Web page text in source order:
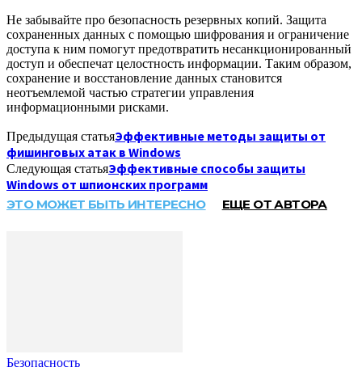
Не забывайте про безопасность резервных копий. Защита
сохраненных данных с помощью шифрования и ограничение
доступа к ним помогут предотвратить несанкционированный
доступ и обеспечат целостность информации. Таким образом,
сохранение и восстановление данных становится
неотъемлемой частью стратегии управления
информационными рисками.
Предыдущая статьяЭффективные методы защиты от
фишинговых атак в Windows
Следующая статьяЭффективные способы защиты
Windows от шпионских программ
ЭТО МОЖЕТ БЫТЬ ИНТЕРЕСНО ЕЩЕ ОТ АВТОРА
Безопасность